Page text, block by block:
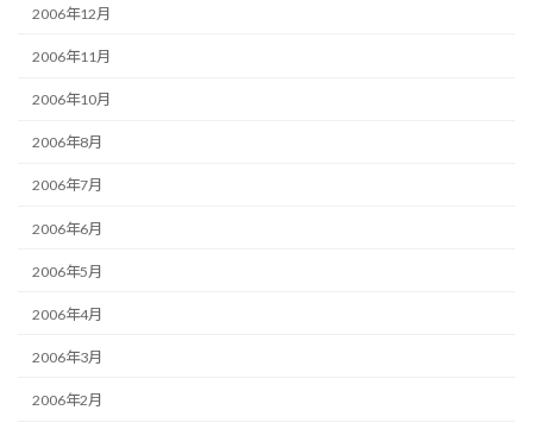
2006年12月
2006年11月
2006年10月
2006年8月
2006年7月
2006年6月
2006年5月
2006年4月
2006年3月
2006年2月